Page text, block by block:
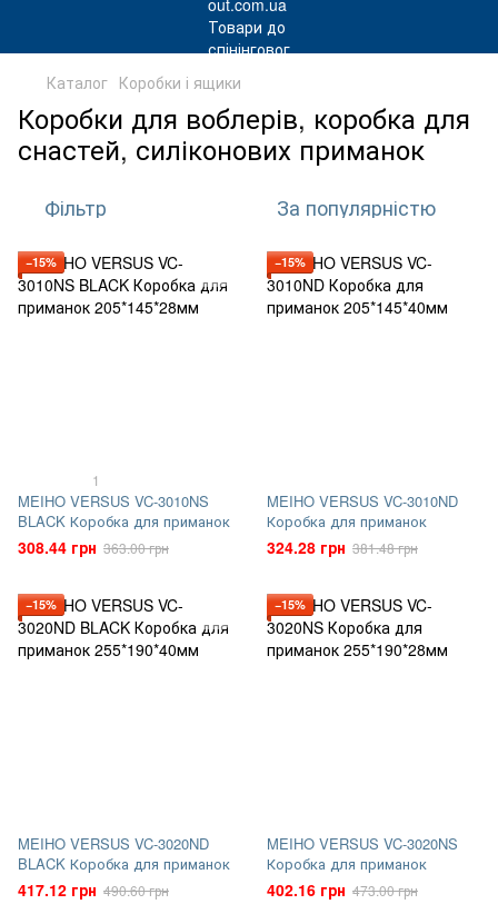
Каталог Коробки і ящики
Коробки для воблерів, коробка для
снастей, силіконових приманок
Фільтр За популярністю
−15%
1
MEIHO VERSUS VC-3010NS
BLACK Коробка для приманок
308.44 грн 363.00 грн
−15%
MEIHO VERSUS VC-3010ND
Коробка для приманок
324.28 грн 381.48 грн
−15%
MEIHO VERSUS VC-3020ND
BLACK Коробка для приманок
417.12 грн 490.60 грн
−15%
MEIHO VERSUS VC-3020NS
Коробка для приманок
402.16 грн 473.00 грн